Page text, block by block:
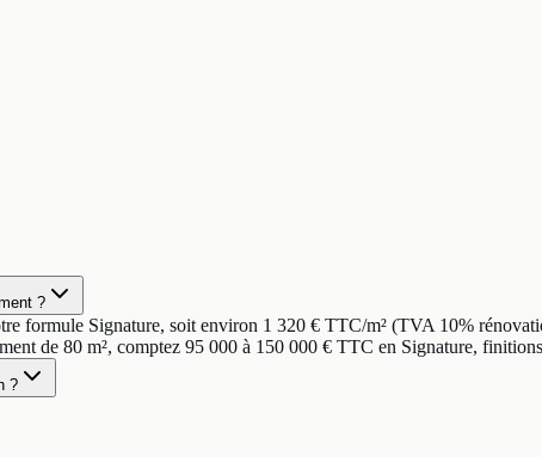
?
formule Signature, soit environ 1 320 € TTC/m² (TVA 10%
de 80 m², comptez 95 000 à 150 000 € TTC en Signature,
?